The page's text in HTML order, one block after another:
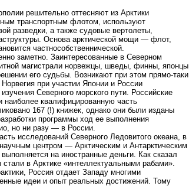
решительно оттесняют из Арктики
транспортным флотом, используют
разведки, а также судовые вертолеты,
Основа арктической мощи — флот,
частнособственнической.
заметно. Заинтересованные в Северном
магистрали норвежцы, шведы, финны, японцы
его судьбы. Возникают при этом прямо-таки
при участии Японии и России
Северного морского пути. Российские
квалифицированную часть
167 (!) книжек, однако они были изданы
программы ход ее выполнения
но ни разу — в России.
исследований Северного Ледовитого океана, в
центром — Арктическим и Антарктическим
на иностранные деньги. Как сказал
в Арктике «интеллектуальными рабами».
Россия отдает Западу многими
идеи и опыт реальных достижений. Тому